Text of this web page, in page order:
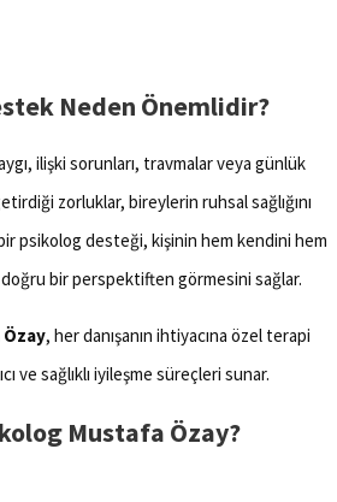
Neden Önemlidir?
ilişki sorunları, travmalar veya günlük
zorluklar, bireylerin ruhsal sağlığını
psikolog desteği, kişinin hem kendini hem
doğru bir perspektiften görmesini sağlar.
, her danışanın ihtiyacına özel terapi
ve sağlıklı iyileşme süreçleri sunar.
Mustafa Özay?